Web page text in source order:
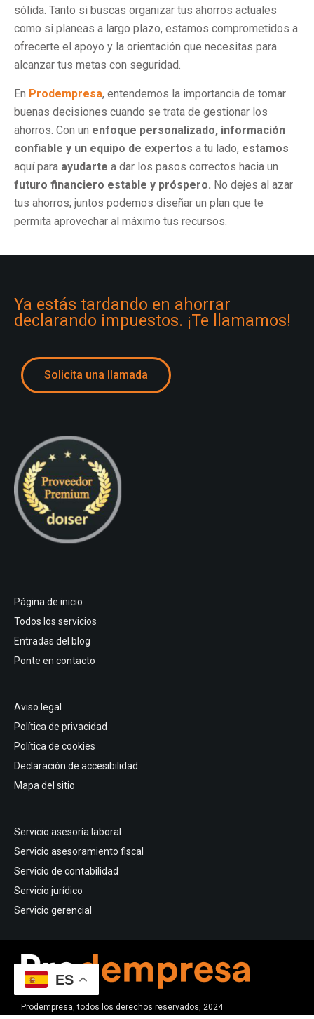
sólida. Tanto si buscas organizar tus ahorros actuales
como si planeas a largo plazo, estamos comprometidos a
ofrecerte el apoyo y la orientación que necesitas para
alcanzar tus metas con seguridad.
En Prodempresa, entendemos la importancia de tomar
buenas decisiones cuando se trata de gestionar los
ahorros. Con un enfoque personalizado, información
confiable y un equipo de expertos a tu lado, estamos
aquí para ayudarte a dar los pasos correctos hacia un
futuro financiero estable y próspero. No dejes al azar
tus ahorros; juntos podemos diseñar un plan que te
permita aprovechar al máximo tus recursos.
Ya estás tardando en ahorrar
declarando impuestos. ¡Te llamamos!
Solicita una llamada
Página de inicio
Todos los servicios
Entradas del blog
Ponte en contacto
Aviso legal
Política de privacidad
Política de cookies
Declaración de accesibilidad
Mapa del sitio
Servicio asesoría laboral
Servicio asesoramiento fiscal
Servicio de contabilidad
Servicio jurídico
Servicio gerencial
Prodempresa, todos los derechos reservados, 2024
ES